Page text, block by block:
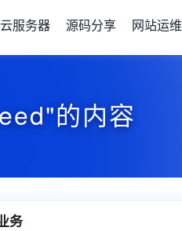
云服务器 源码分享 网站运维
的内容
务